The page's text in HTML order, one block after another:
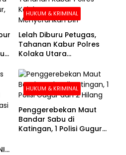
HUKUM & KRIMINAL
Lelah Diburu Petugas,
Tahanan Kabur Polres
Kolaka Utara
HUKUM & KRIMINAL
Penggerebekan Maut
Bandar Sabu di
Katingan, 1 Polisi Gugur